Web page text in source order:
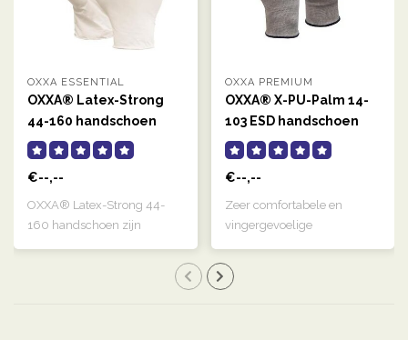
OXXA ESSENTIAL
OXXA® Latex-Strong
44-160 handschoen
€--,--
OXXA® Latex-Strong 44-
160 handschoen zijn
OXXA PREMIUM
OXXA® X-PU-Palm 14-
103 ESD handschoen
€--,--
Zeer comfortabele en
vingergevoelige